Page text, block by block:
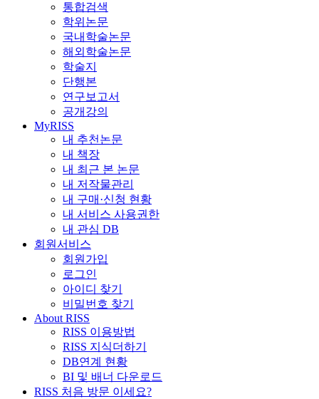
통합검색
학위논문
국내학술논문
해외학술논문
학술지
단행본
연구보고서
공개강의
MyRISS
내 추천논문
내 책장
내 최근 본 논문
내 저작물관리
내 구매·신청 현황
내 서비스 사용권한
내 관심 DB
회원서비스
회원가입
로그인
아이디 찾기
비밀번호 찾기
About RISS
RISS 이용방법
RISS 지식더하기
DB연계 현황
BI 및 배너 다운로드
RISS 처음 방문 이세요?